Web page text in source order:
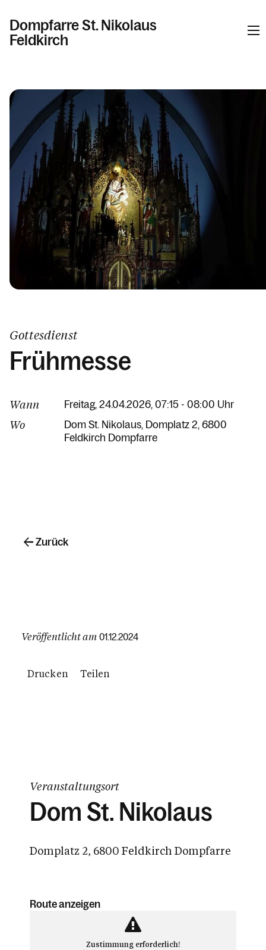
Dompfarre St. Nikolaus
Feldkirch
Kalender
Personen
Kontakt
Gottesdienst
Frühmesse
Wann Freitag, 24.04.2026, 07:15 - 08:00 Uhr
Wo Dom St. Nikolaus Domplatz 2 6800
Feldkirch Dompfarre
Veröffentlicht am 01.12.2024
Drucken Teilen
Zurück
Veranstaltungsort
Dom St. Nikolaus
Domplatz 2, 6800 Feldkirch Dompfarre
Route anzeigen
Zustimmung erforderlich!